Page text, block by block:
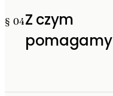
§ 04Z czym
pomagamy